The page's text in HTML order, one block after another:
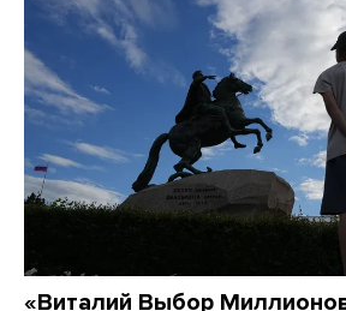
«Виталий Выбор